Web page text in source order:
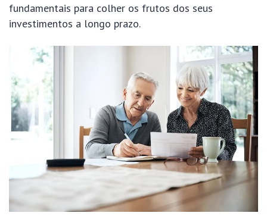
fundamentais para colher os frutos dos seus
investimentos a longo prazo.